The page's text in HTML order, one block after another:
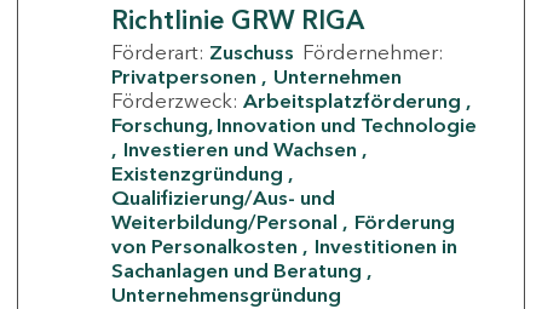
Richtlinie GRW RIGA
Förderart: Zuschuss Fördernehmer:
Privatpersonen
Unternehmen
Förderzweck: Arbeitsplatzförderung
Forschung, Innovation und Technologie
Investieren und Wachsen
Existenzgründung
Qualifizierung/Aus- und
Weiterbildung/Personal
Förderung
von Personalkosten
Investitionen in
Sachanlagen und Beratung
Unternehmensgründung